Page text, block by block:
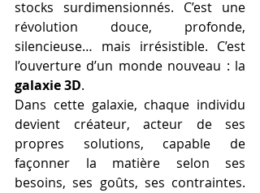
stocks surdimensionnés. C’est une
révolution douce, profonde,
silencieuse… mais irrésistible. C’est
galaxie 3D.
Dans cette galaxie, chaque individu
devient créateur, acteur de ses
propres solutions, capable de
façonner la matière selon ses
besoins, ses goûts, ses contraintes.